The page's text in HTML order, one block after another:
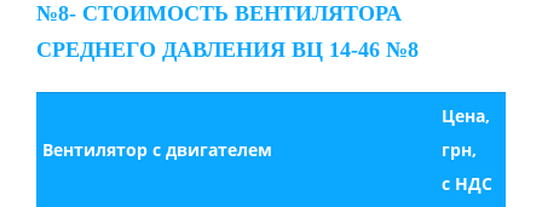
№8- СТОИМОСТЬ ВЕНТИЛЯТОРА
СРЕДНЕГО ДАВЛЕНИЯ ВЦ 14-46 №8
Вентилятор с двигателем
Цена,
грн,
с НДС